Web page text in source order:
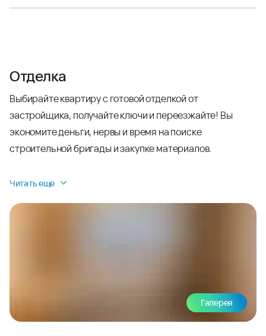
Отделка
Выбирайте квартиру с готовой отделкой от
застройщика, получайте ключи и переезжайте! Вы
экономите деньги, нервы и время на поиске
строительной бригады и закупке материалов.
Читать еще
Галерея